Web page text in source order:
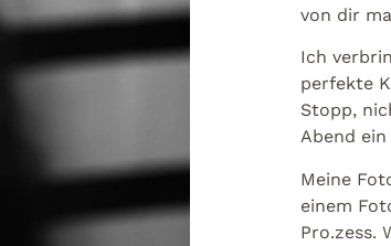
von dir
Ich
perfekte
Stopp,
Abend
Meine
einem
Pro.zess.